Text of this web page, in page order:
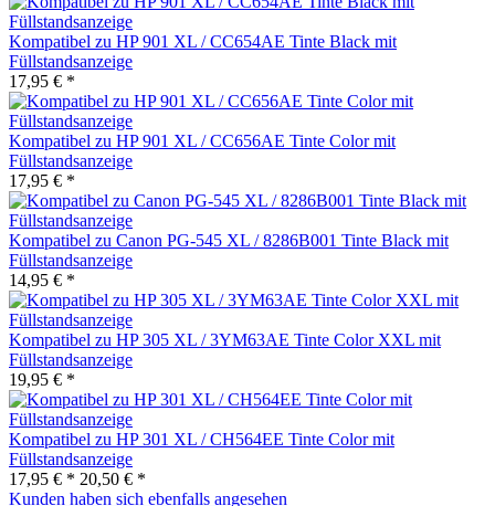
Kompatibel zu HP 901 XL / CC654AE Tinte Black mit
Füllstandsanzeige
17,95 € *
Kompatibel zu HP 901 XL / CC656AE Tinte Color mit
Füllstandsanzeige
17,95 € *
Kompatibel zu Canon PG-545 XL / 8286B001 Tinte Black mit
Füllstandsanzeige
14,95 € *
Kompatibel zu HP 305 XL / 3YM63AE Tinte Color XXL mit
Füllstandsanzeige
19,95 € *
Kompatibel zu HP 301 XL / CH564EE Tinte Color mit
Füllstandsanzeige
17,95 € * 20,50 € *
Kunden haben sich ebenfalls angesehen